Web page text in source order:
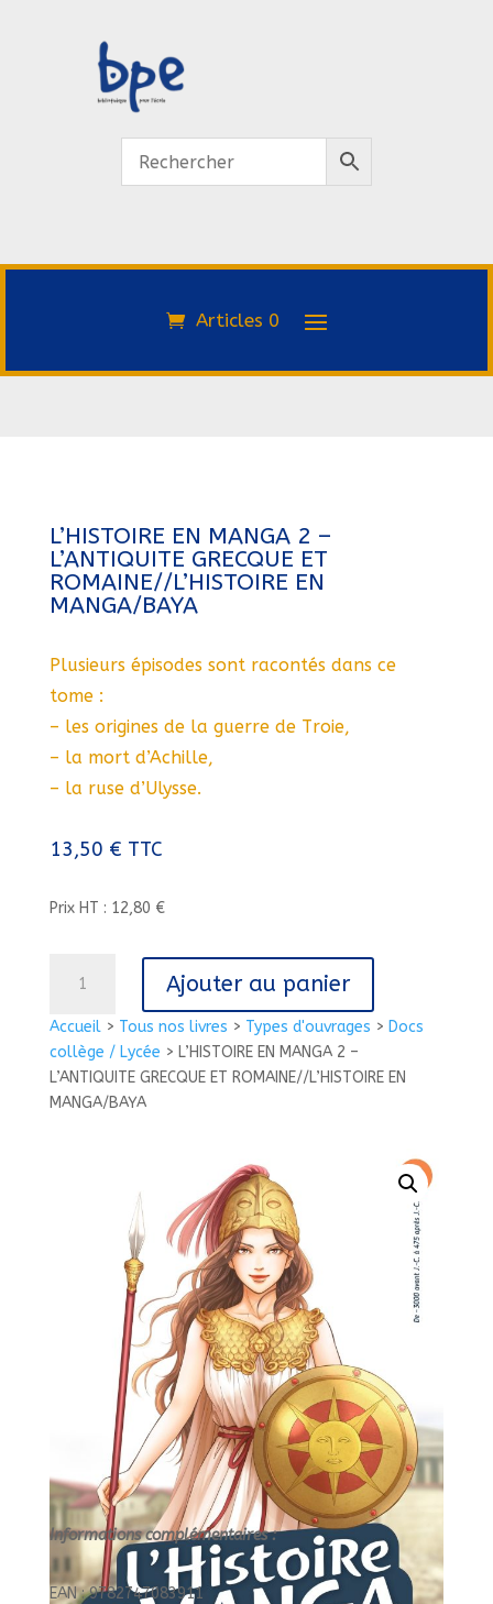
Articles 0
Accueil> Tous nos livres > Types d'ouvrages > Docs
collège / Lycée > L’HISTOIRE EN MANGA 2 –
L’ANTIQUITE GRECQUE ET ROMAINE//L’HISTOIRE EN
MANGA/BAYA
L’HISTOIRE EN MANGA 2 –
L’ANTIQUITE GRECQUE ET
ROMAINE//L’HISTOIRE EN
MANGA/BAYA
Plusieurs épisodes sont racontés dans ce
tome :
– les origines de la guerre de Troie,
– la mort d’Achille,
– la ruse d’Ulysse.
13,50 € TTC
Prix HT : 12,80 €
L'HISTOIRE
MANGA
2
ROMAINE//L'HISTOIRE
MANGA/BAYA
Ajouter au panier
Informations complémentaires :
EAN : 9782747083911